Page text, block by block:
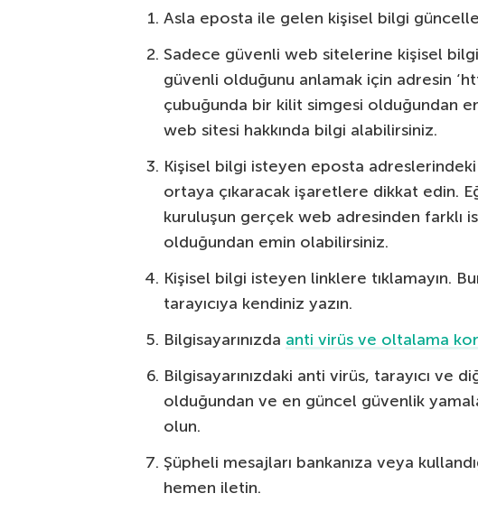
Asla eposta ile gelen kişisel bilgi
Sadece güvenli web sitelerine kişisel
güvenli olduğunu anlamak için adresin
çubuğunda bir kilit simgesi olduğundan
web sitesi hakkında bilgi alabilirsiniz.
Kişisel bilgi isteyen eposta
ortaya çıkaracak işaretlere dikkat edin.
kuruluşun gerçek web adresinden farklı
olduğundan emin olabilirsiniz.
Kişisel bilgi isteyen linklere tıklamayın.
tarayıcıya kendiniz yazın.
Bilgisayarınızda anti virüs ve oltalama
Bilgisayarınızdaki anti virüs, tarayıcı ve
olduğundan ve en güncel güvenlik
olun.
Şüpheli mesajları bankanıza veya
hemen iletin.